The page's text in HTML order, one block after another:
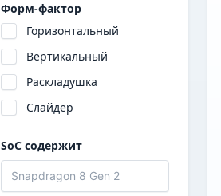
Miyoo
ONEXSUGAR
PowKiddy
Razer
Retroid
XU Retro
Форм-фактор
Горизонтальный
Вертикальный
Раскладушка
Слайдер
SoC содержит